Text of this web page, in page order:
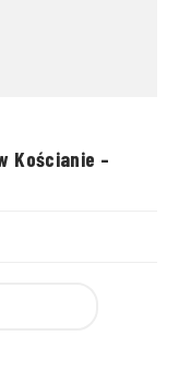
Kościanie –